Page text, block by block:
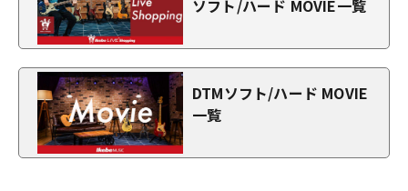
ソフト/ハード MOVIE一覧
DTMソフト/ハード MOVIE
一覧